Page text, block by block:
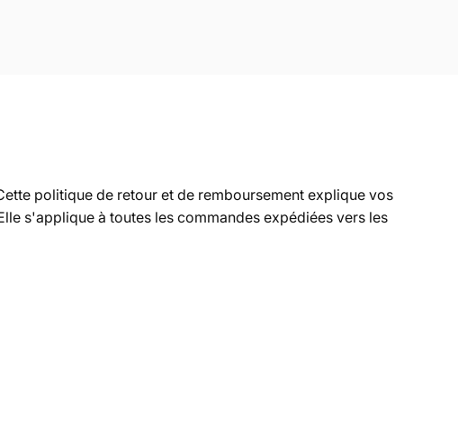
politique de retour et de remboursement explique vos
s'applique à toutes les commandes expédiées vers les